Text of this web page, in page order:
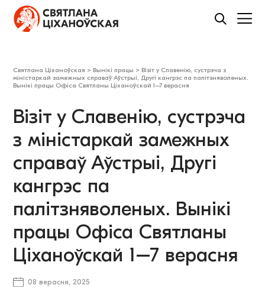
Святлана Ціханоўская > Вынікі працы > Візіт у Славенію, сустрэча з
міністаркай замежных справаў Аўстрыі, Другі кангрэс па палітзняволеных.
Вынікі працы Офіса Святланы Ціханоўскай 1–7 верасня
Візіт у Славенію, сустрэча
з міністаркай замежных
справаў Аўстрыі, Другі
кангрэс па
палітзняволеных. Вынікі
працы Офіса Святланы
Ціханоўскай 1–7 верасня
08 верасня, 2025